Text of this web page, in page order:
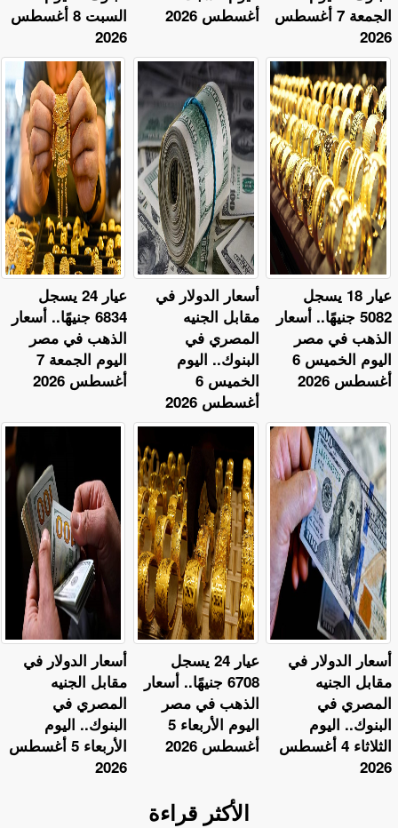
السبت 8 أغسطس
2026
أغسطس 2026
الجمعة 7 أغسطس
2026
عيار 24 يسجل
6834 جنيهًا.. أسعار
الذهب في مصر
اليوم الجمعة 7
أغسطس 2026
أسعار الدولار في
مقابل الجنيه
المصري في
البنوك.. اليوم
الخميس 6
أغسطس 2026
عيار 18 يسجل
5082 جنيهًا.. أسعار
الذهب في مصر
اليوم الخميس 6
أغسطس 2026
أسعار الدولار في
مقابل الجنيه
المصري في
البنوك.. اليوم
الأربعاء 5 أغسطس
2026
عيار 24 يسجل
6708 جنيهًا.. أسعار
الذهب في مصر
اليوم الأربعاء 5
أغسطس 2026
أسعار الدولار في
مقابل الجنيه
المصري في
البنوك.. اليوم
الثلاثاء 4 أغسطس
2026
الأكثر قراءة